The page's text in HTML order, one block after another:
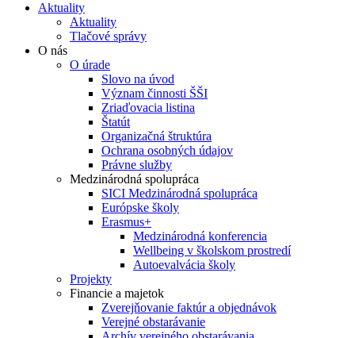
Aktuality
Aktuality
Tlačové správy
O nás
O úrade
Slovo na úvod
Význam činnosti ŠŠI
Zriaďovacia listina
Štatút
Organizačná štruktúra
Ochrana osobných údajov
Právne služby
Medzinárodná spolupráca
SICI Medzinárodná spolupráca
Európske školy
Erasmus+
Medzinárodná konferencia
Wellbeing v školskom prostredí
Autoevalvácia školy
Projekty
Financie a majetok
Zverejňovanie faktúr a objednávok
Verejné obstarávanie